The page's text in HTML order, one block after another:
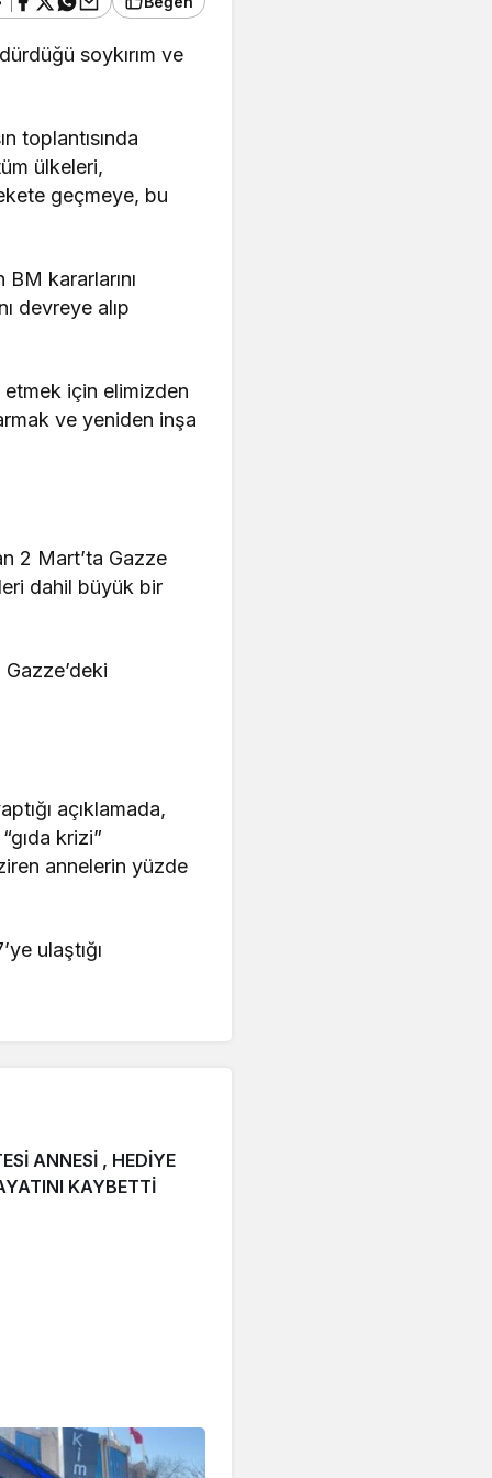
soykırım ve
toplantısında
ülkeleri,
geçmeye, bu
kararlarını
devreye alıp
etmek için elimizden
ve yeniden inşa
2 Mart’ta Gazze
dahil büyük bir
Gazze’deki
açıklamada,
krizi”
annelerin yüzde
ulaştığı
ANNESİ , HEDİYE
KAYBETTİ